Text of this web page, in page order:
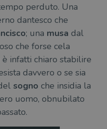
perduto. Una
dantesco che
; una musa dal
che forse cela
infatti chiaro stabilire
davvero o se sia
sogno che insidia la
uomo, obnubilato